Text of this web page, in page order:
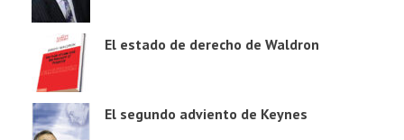
El estado de derecho de Waldron
El segundo adviento de Keynes